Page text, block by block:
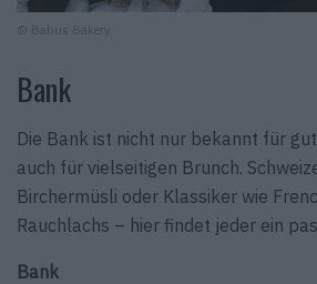
© Babus Bakery
Bank
Die Bank ist nicht nur bekannt für
auch für vielseitigen Brunch.
Birchermüsli oder Klassiker wie
Rauchlachs – hier findet jeder ein
Bank